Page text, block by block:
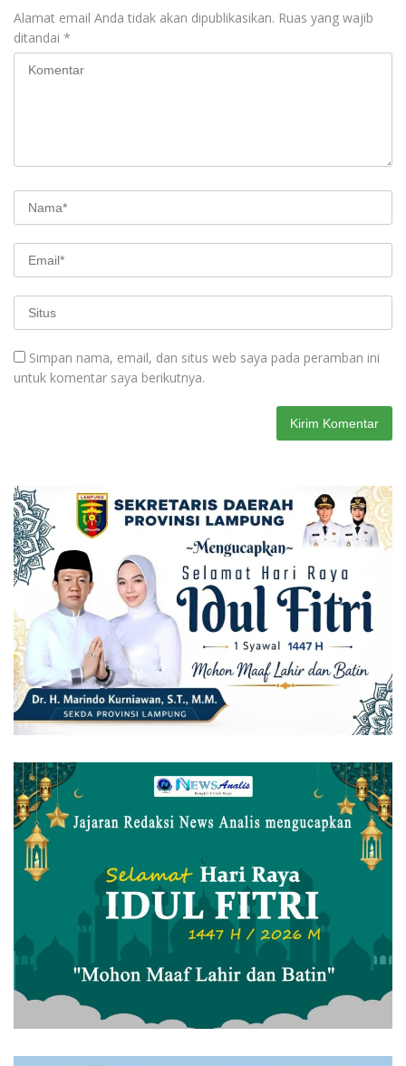
Alamat email Anda tidak akan dipublikasikan. Ruas yang wajib
ditandai *
Simpan nama, email, dan situs web saya pada peramban ini
untuk komentar saya berikutnya.